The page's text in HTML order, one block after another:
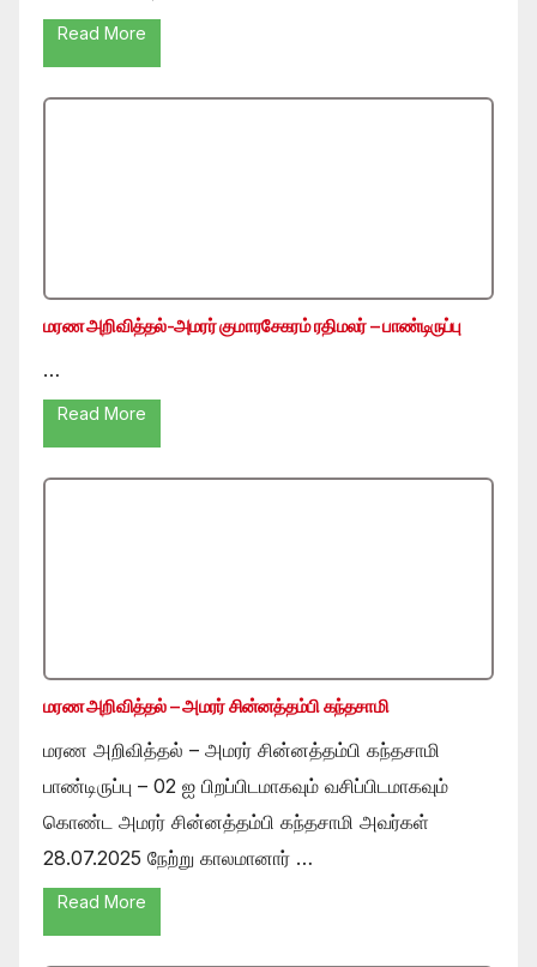
Read More
மரண அறிவித்தல்-அமரர் குமாரசேகரம் ரதிமலர் – பாண்டிருப்பு
…
Read More
மரண அறிவித்தல் – அமரர் சின்னத்தம்பி கந்தசாமி
மரண அறிவித்தல் – அமரர் சின்னத்தம்பி கந்தசாமி
பாண்டிருப்பு – 02 ஐ பிறப்பிடமாகவும் வசிப்பிடமாகவும்
கொண்ட அமரர் சின்னத்தம்பி கந்தசாமி அவர்கள்
28.07.2025 நேற்று காலமானார் …
Read More